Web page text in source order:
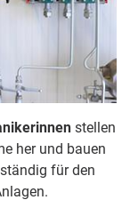
stellen
her und bauen
für den